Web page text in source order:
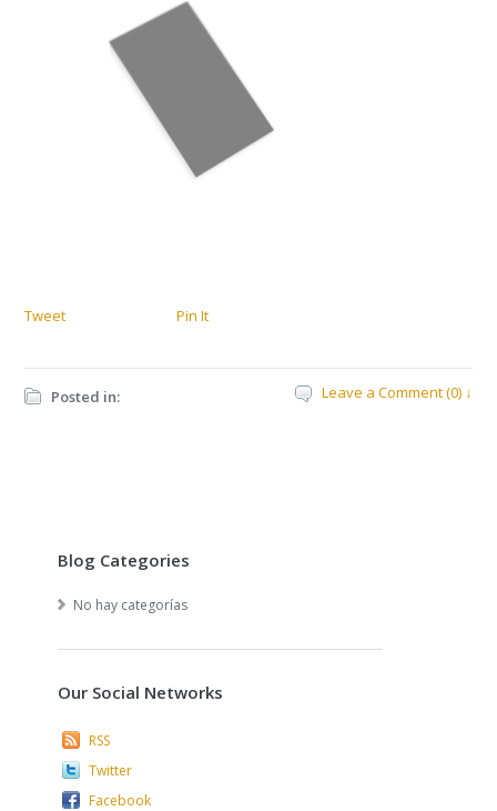
Tweet Pin It
Posted in: Leave a Comment (0) ↓
Blog Categories
No hay categorías
Our Social Networks
RSS
Twitter
Facebook